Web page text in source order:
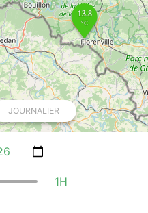
JOURNALIER
1H